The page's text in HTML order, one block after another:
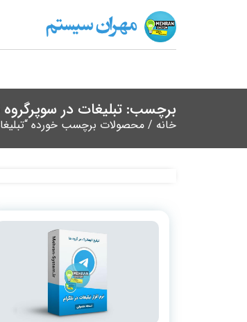
برچسب: تبلیغات در سوپرگروه
خانه / محصولات برچسب خورده